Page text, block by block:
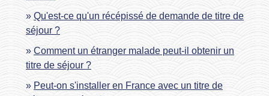
Qu'est-ce qu'un récépissé de demande de titre de
séjour ?
Comment un étranger malade peut-il obtenir un
titre de séjour ?
Peut-on s'installer en France avec un titre de